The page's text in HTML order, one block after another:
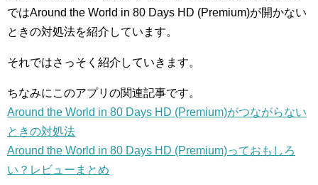
ではAround the World in 80 Days HD (Premium)が開かない
ときの対処法を紹介しています。
それではさっそく紹介していきます。
ちなみにこのアプリの関連記事です。
Around the World in 80 Days HD (Premium)がつながらない
ときの対処法
Around the World in 80 Days HD (Premium)っておもしろ
い？レビューまとめ